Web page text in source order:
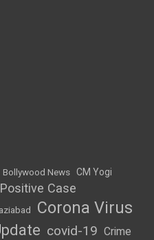
Bollywood News CM Yogi
Case
Corona Virus
covid-19 Crime